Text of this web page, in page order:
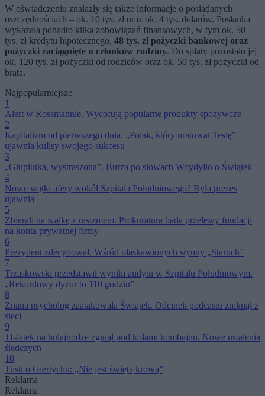
W oświadczeniu znalazły się także informacje o posiadanych
oszczędnościach – ok. 10 tys. zł oraz ok. 4 tys. dolarów. Posłanka
wykazała ponadto kilka zobowiązań finansowych, w tym ok. 50
tys. zł kredytu hipotecznego, 48 tys. zł pożyczki bankowej oraz
pożyczki zaciągnięte u członków rodziny. Do spłaty pozostało jej
ok. 120 tys. zł pożyczki od rodziców oraz ok. 50 tys. zł pożyczki od
brata.
Najpopularniejsze
1
Alert w Rossmannie. Wycofują popularne produkty spożywcze
2
Kapitalizm od pierwszego dnia. „Polak, który uratował Teslę”
ujawnia kulisy swojego sukcesu
3
„Głupiutka, wystraszona”. Burza po słowach Woydyłło o Świątek
4
Nowe wątki afery wokół Szpitala Południowego? Była prezes
ujawnia
5
Zbierali na walkę z rasizmem. Prokuratura bada przelewy fundacji
na konta prywatnej firmy
6
Prezydent zdecydował. Wśród ułaskawionych słynny „Staruch”
7
Trzaskowski przedstawił wyniki audytu w Szpitalu Południowym.
„Rekordowy dyżur to 110 godzin”
8
Znana psycholog zaatakowała Świątek. Odcinek podcastu zniknął z
sieci
9
11-latek na hulajnodze zginął pod kołami kombajnu. Nowe ustalenia
śledczych
10
Tusk o Giertychu: „Nie jest świętą krową”
Reklama
Reklama